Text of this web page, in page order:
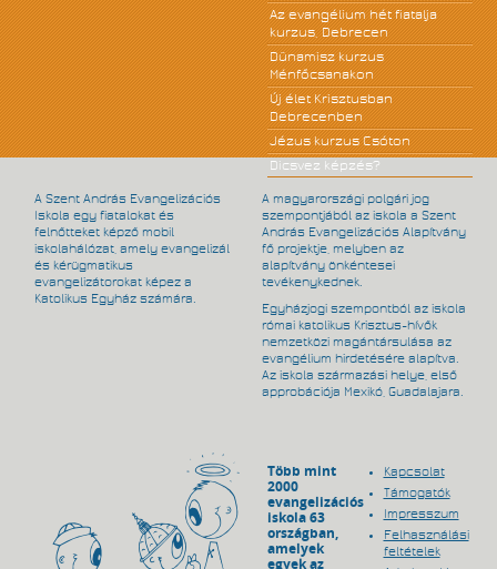
Az evangélium hét fiatalja
kurzus, Debrecen
Dünamisz kurzus
Ménfőcsanakon
Új élet Krisztusban
Debrecenben
Jézus kurzus Csóton
Dicsvez képzés?
A Szent András Evangelizációs
Iskola egy fiatalokat és
felnőtteket képző mobil
iskolahálózat, amely evangelizál
és kérügmatikus
evangelizátorokat képez a
Katolikus Egyház számára.
A magyarországi polgári jog
szempontjából az iskola a Szent
András Evangelizációs Alapítvány
fő projektje, melyben az
alapítvány önkéntesei
tevékenykednek.
Egyházjogi szempontból az iskola
római katolikus Krisztus-hívők
nemzetközi magántársulása az
evangélium hirdetésére alapítva.
Az iskola származási helye, első
approbációja Mexikó, Guadalajara.
Több mint
2000
evangelizációs
iskola 63
országban,
amelyek
egyek az
Kapcsolat
Támogatók
Impresszum
Felhasználási
feltételek